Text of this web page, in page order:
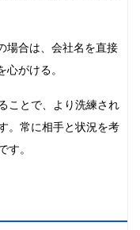
場合は、会社名を直接
がける。
ことで、より洗練され
。常に相手と状況を考
。